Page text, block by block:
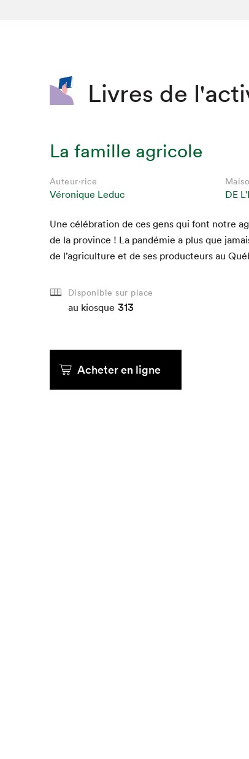
Que
Livres de
La famille agricole
Auteur·rice
Véronique Leduc DE
Une célébra­tion de ces gens qui font notre
de la province ! La pandémie a plus que
de l’agriculture et de ses pro­duc­teurs au
Disponible sur place
au kiosque 313
Acheter en ligne